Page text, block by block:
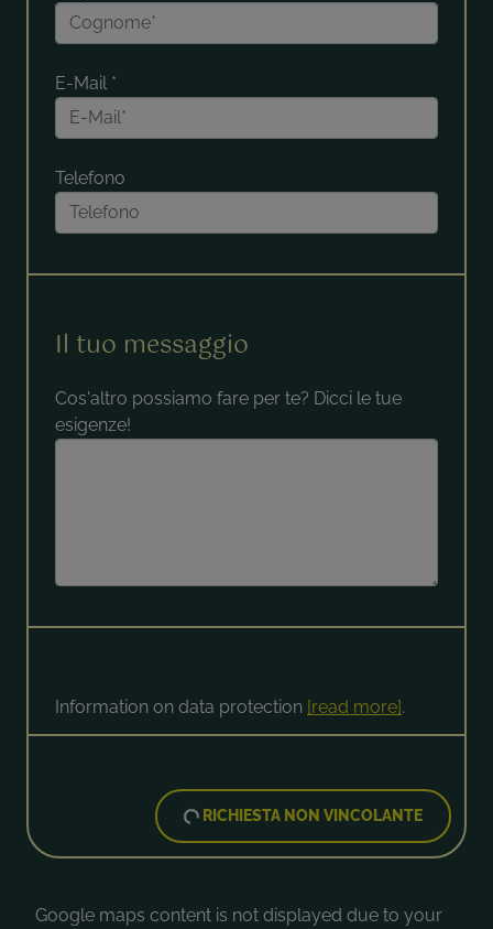
E-Mail *
Telefono
Il tuo messaggio
Cos'altro possiamo fare per te? Dicci le tue
esigenze!
Information on data protection [read more].
RICHIESTA NON VINCOLANTE
Google maps content is not displayed due to your